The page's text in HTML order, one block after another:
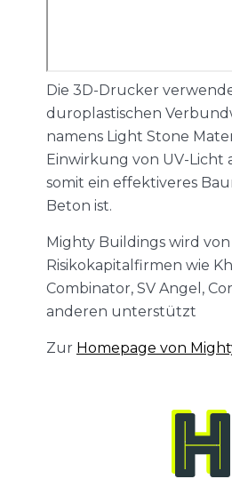
Die 3D-Drucker
duroplastischen
namens Light Stone
Einwirkung von UV-Licht
somit ein effektiveres
Beton ist.
Mighty Buildings wird
Risikokapitalfirmen wie
Combinator, SV Angel,
anderen unterstützt
Zur Homepage von